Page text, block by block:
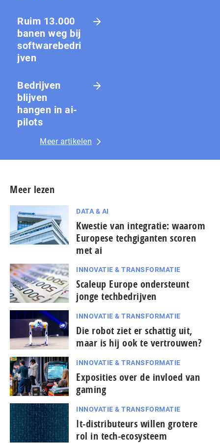
Ruim 13.000
banen weg bij
softwarebedri
jven
Bedrijven
blijven
hangen in ai-
pilots
Meer artikelen
Meer lezen
DATA & AI
Kwestie van integratie: waarom
Europese techgiganten scoren
met ai
INNOVATIE & TRANSFORMATIE
Scaleup Europe ondersteunt
jonge techbedrijven
INNOVATIE & TRANSFORMATIE
Die robot ziet er schattig uit,
maar is hij ook te vertrouwen?
INNOVATIE & TRANSFORMATIE
Exposities over de invloed van
gaming
INNOVATIE & TRANSFORMATIE
It-dis­tri­bu­teurs willen grotere
rol in tech-ecosysteem